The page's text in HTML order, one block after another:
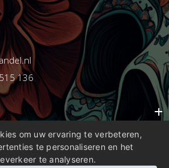
136
om uw ervaring te verbeteren,
te personaliseren en het
te analyseren.